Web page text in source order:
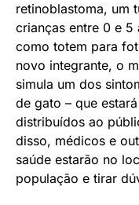
retinoblastoma, um
crianças entre 0 e 5
como totem para
novo integrante, o
simula um dos
de gato – que
distribuídos ao
disso, médicos e
saúde estarão no
população e tirar